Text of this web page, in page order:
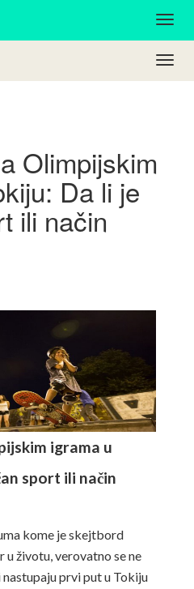
Olimpijskim
Da li je
ili način
igrama u
sport ili način
kome je skejtbord
životu, verovatno se ne
prvi put u Tokiju